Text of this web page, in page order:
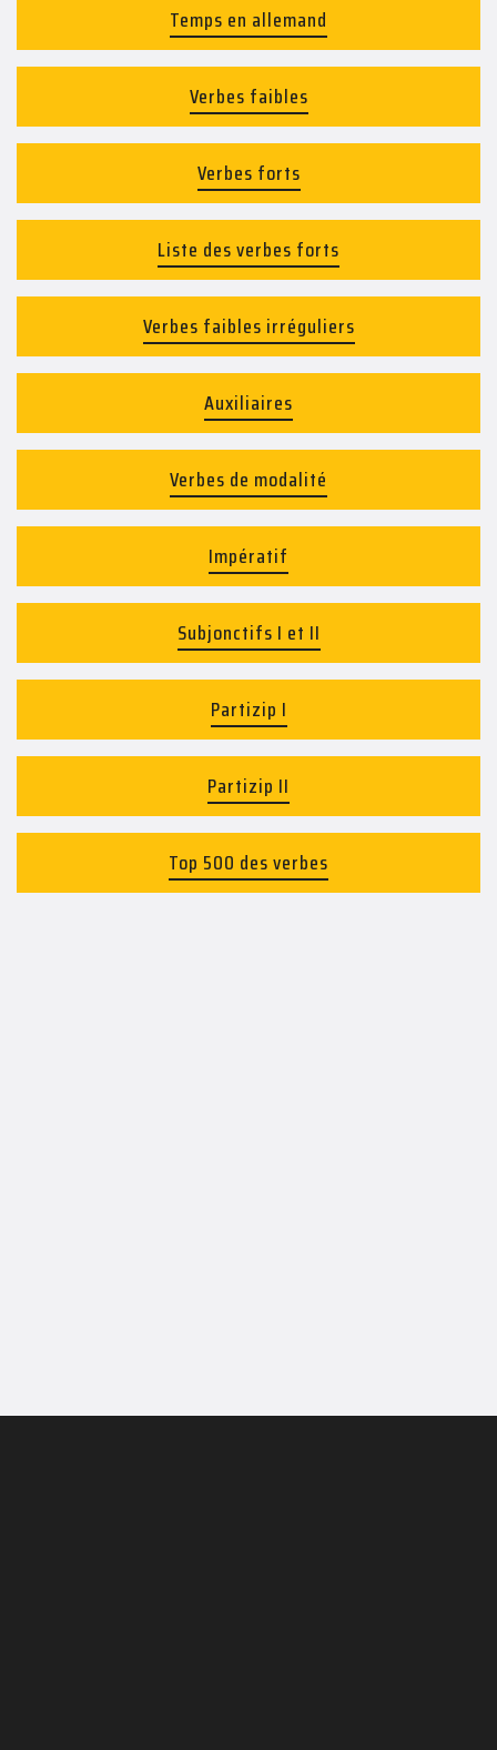
Temps en allemand
Verbes faibles
Verbes forts
Liste des verbes forts
Verbes faibles irréguliers
Auxiliaires
Verbes de modalité
Impératif
Subjonctifs I et II
Partizip I
Partizip II
Top 500 des verbes